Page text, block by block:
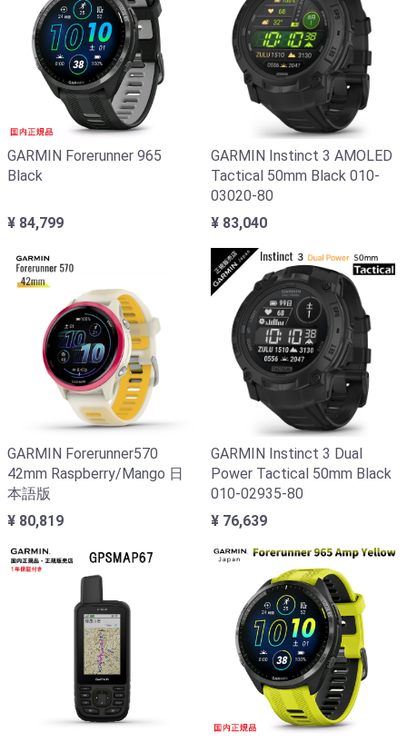
GARMIN Forerunner 965
Black
¥ 84,799
GARMIN Instinct 3 AMOLED
Tactical 50mm Black 010-
03020-80
¥ 83,040
GARMIN Forerunner570
42mm Raspberry/Mango 日
本語版
¥ 80,819
GARMIN Instinct 3 Dual
Power Tactical 50mm Black
010-02935-80
¥ 76,639